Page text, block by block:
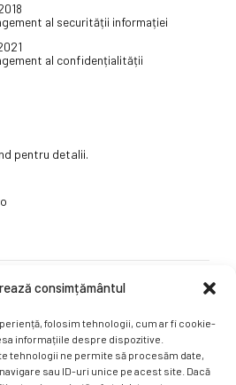
consimțământul
folosim tehnologii, cum ar fi cookie-
informațiile despre dispozitive.
tehnologii ne permite să procesăm date,
sau ID-uri unice pe acest site. Dacă
al securității informației
al confidențialității
pentru detalii.
sociale.